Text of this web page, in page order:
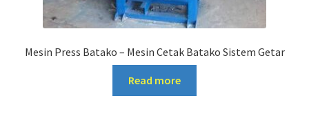
Mesin Press Batako – Mesin Cetak Batako Sistem Getar
Read more